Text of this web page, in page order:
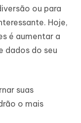
ou para
Hoje,
é aumentar a
dados do seu
suas
o mais